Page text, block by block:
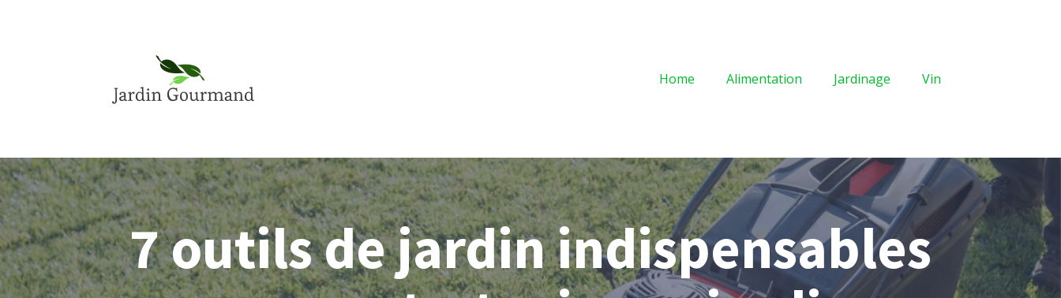
Home Alimentation Jardinage Vin
7 outils de jardin indispensables